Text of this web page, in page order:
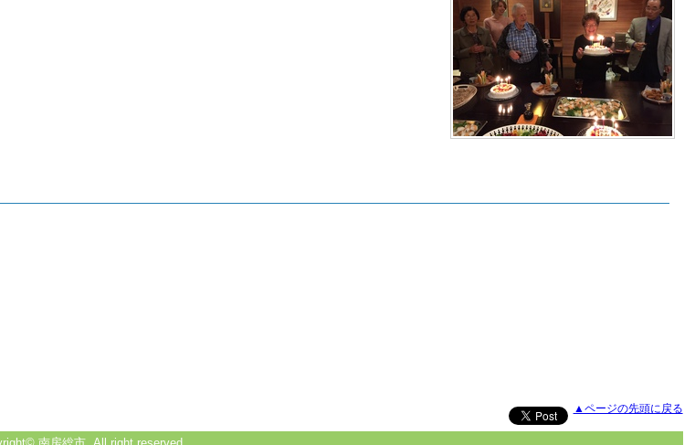
▲ページの先頭に戻る